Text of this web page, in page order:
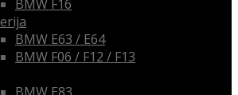
BMW F16
BMW E63 / E64
BMW F06 / F12 / F13